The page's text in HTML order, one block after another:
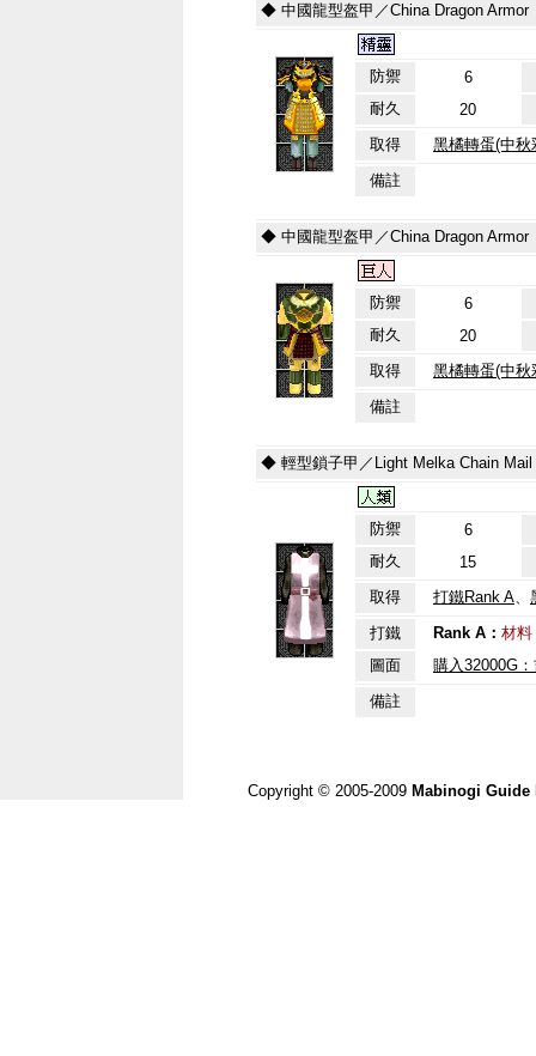
◆ 中國龍型盔甲／China Dragon Armor
防禦
6
耐久
20
取得
黑橘轉蛋(中秋
備註
◆ 中國龍型盔甲／China Dragon Armor
防禦
6
耐久
20
取得
黑橘轉蛋(中秋
備註
◆ 輕型鎖子甲／Light Melka Chain Mail
防禦
6
耐久
15
取得
打鐵Rank A、
打鐵
Rank A： 材料
圖面
購入32000G
備註
Copyright © 2005-2009 Mabinogi Guide